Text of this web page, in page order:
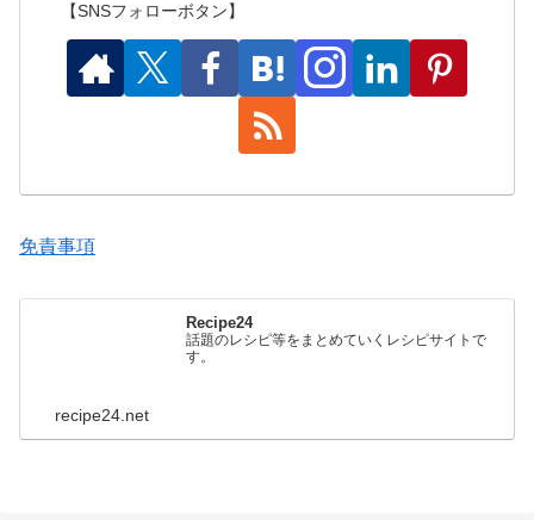
【SNSフォローボタン】
免責事項
Recipe24
話題のレシピ等をまとめていくレシピサイトで
す。
recipe24.net